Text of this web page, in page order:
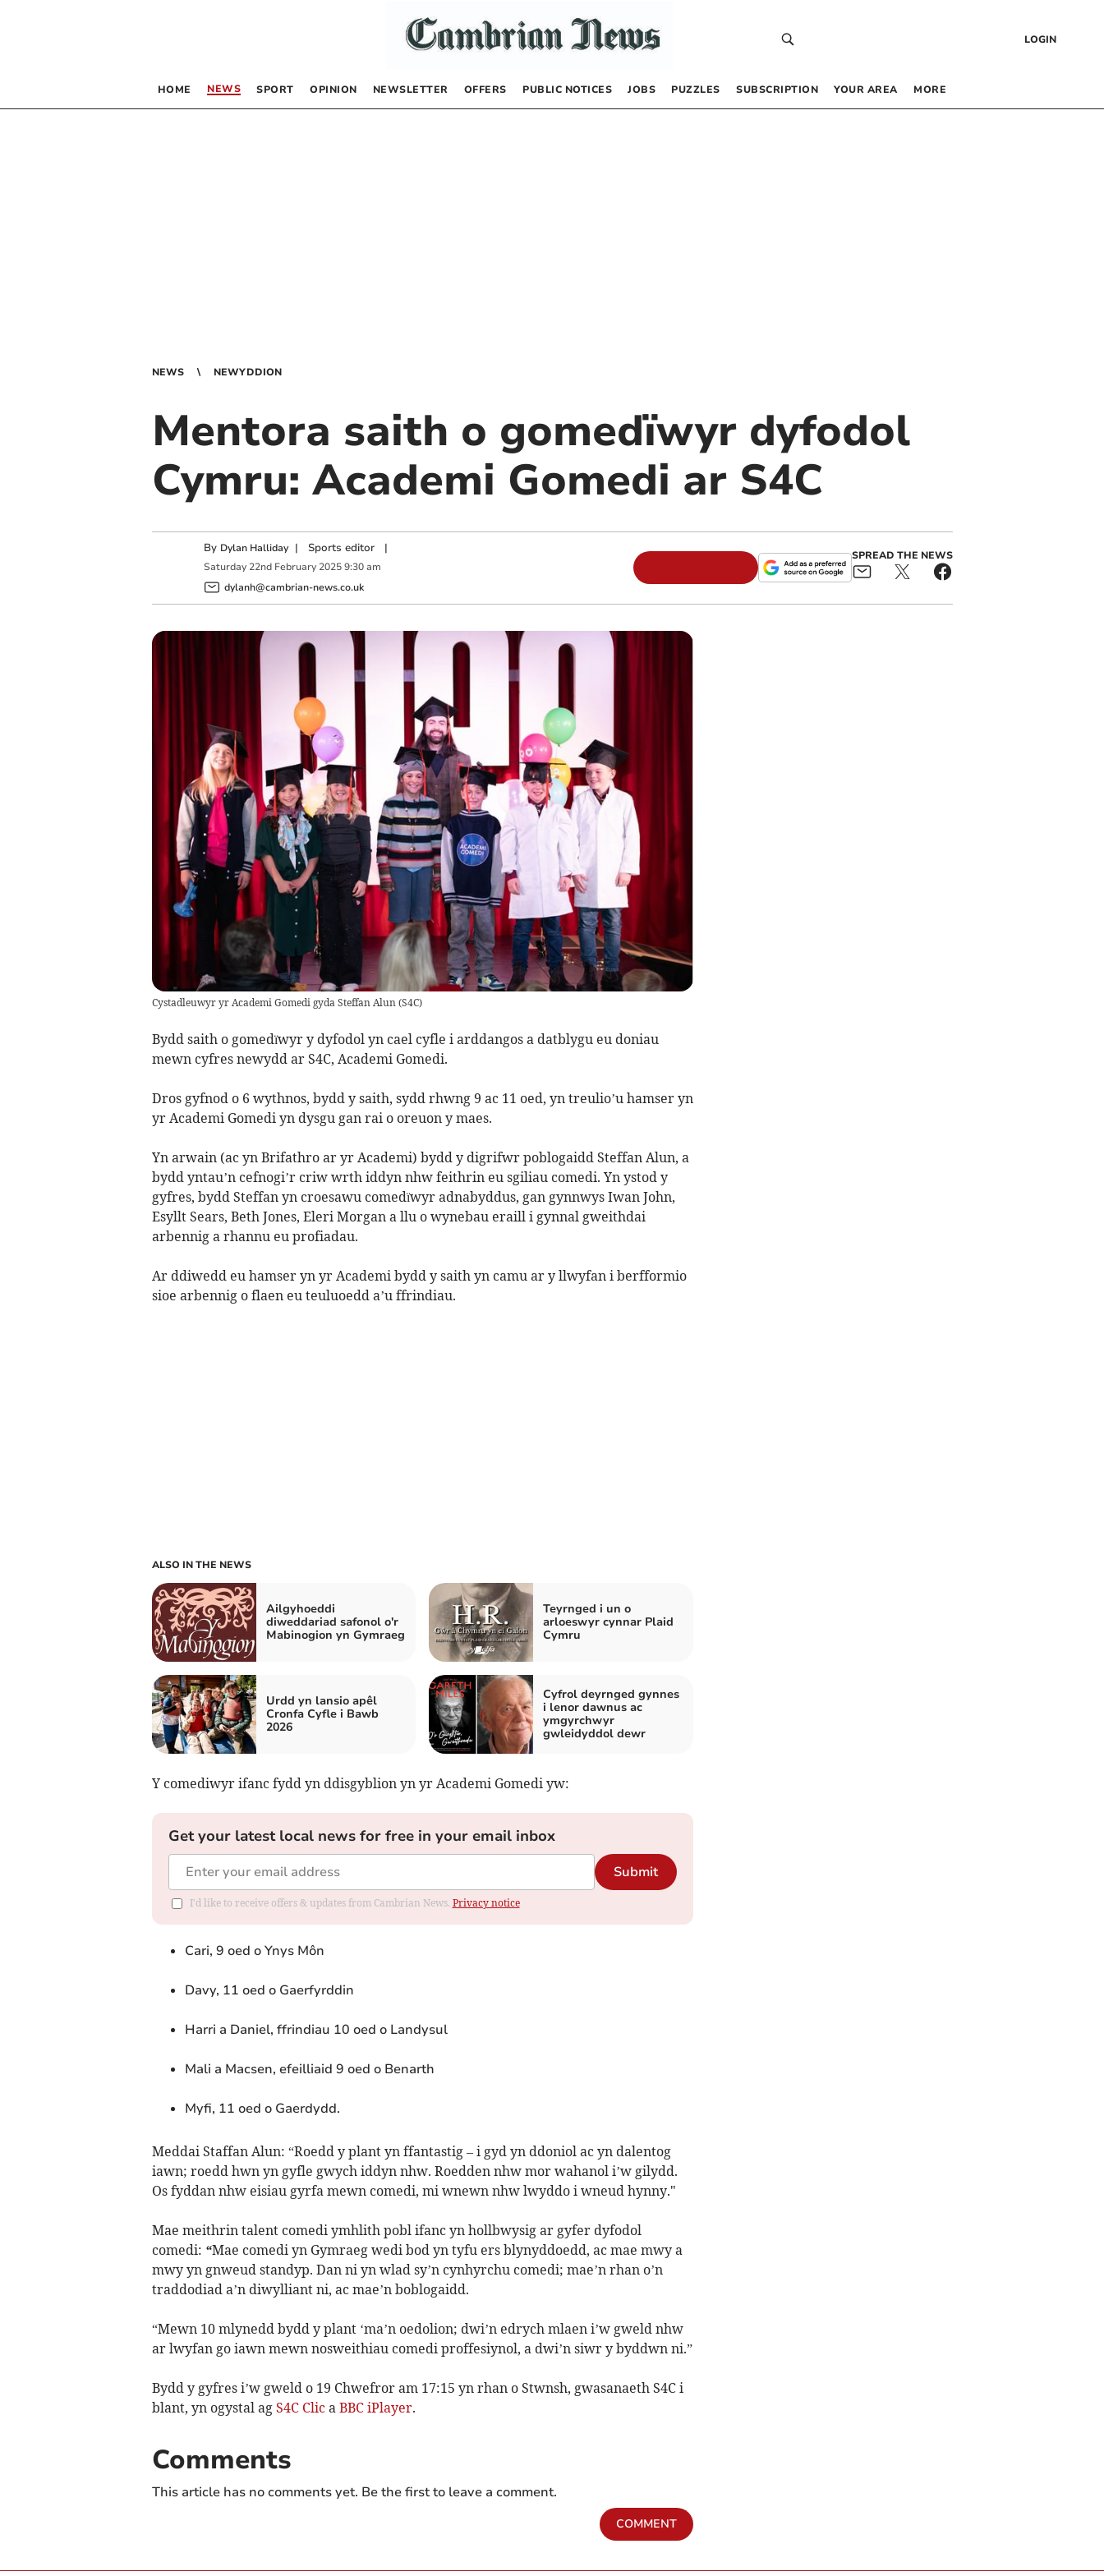
LOGIN
HOME NEWS SPORT OPINION NEWSLETTER OFFERS PUBLIC NOTICES JOBS PUZZLES SUBSCRIPTION YOUR AREA MORE
NEWS NEWYDDION
Mentora saith o gomedïwyr dyfodol
Cymru: Academi Gomedi ar S4C
By Dylan Halliday | Sports editor|
Saturday 22nd February 2025 9:30 am
dylanh@cambrian-news.co.uk
SPREAD THE NEWS
Cystadleuwyr yr Academi Gomedi gyda Steffan Alun (S4C)
Bydd saith o gomedïwyr y dyfodol yn cael cyfle i arddangos a datblygu eu doniau
mewn cyfres newydd ar S4C, Academi Gomedi.
Dros gyfnod o 6 wythnos, bydd y saith, sydd rhwng 9 ac 11 oed, yn treulio’u hamser yn
yr Academi Gomedi yn dysgu gan rai o oreuon y maes.
Yn arwain (ac yn Brifathro ar yr Academi) bydd y digrifwr poblogaidd Steffan Alun, a
bydd yntau’n cefnogi’r criw wrth iddyn nhw feithrin eu sgiliau comedi. Yn ystod y
gyfres, bydd Steffan yn croesawu comedïwyr adnabyddus, gan gynnwys Iwan John,
Esyllt Sears, Beth Jones, Eleri Morgan a llu o wynebau eraill i gynnal gweithdai
arbennig a rhannu eu profiadau.
Ar ddiwedd eu hamser yn yr Academi bydd y saith yn camu ar y llwyfan i berfformio
sioe arbennig o flaen eu teuluoedd a’u ffrindiau.
ALSO IN THE NEWS
Ailgyhoeddi
diweddariad safonol o'r
Mabinogion yn Gymraeg
Teyrnged i un o
arloeswyr cynnar Plaid
Cymru
Urdd yn lansio apêl
Cronfa Cyfle i Bawb
2026
Cyfrol deyrnged gynnes
i lenor dawnus ac
ymgyrchwyr
gwleidyddol dewr
Y comediwyr ifanc fydd yn ddisgyblion yn yr Academi Gomedi yw:
Get your latest local news for free in your email inbox
Submit
I'd like to receive offers & updates from Cambrian News. Privacy notice
Cari, 9 oed o Ynys Môn
Davy, 11 oed o Gaerfyrddin
Harri a Daniel, ffrindiau 10 oed o Landysul
Mali a Macsen, efeilliaid 9 oed o Benarth
Myfi, 11 oed o Gaerdydd.
Meddai Staffan Alun: “Roedd y plant yn ffantastig – i gyd yn ddoniol ac yn dalentog
iawn; roedd hwn yn gyfle gwych iddyn nhw. Roedden nhw mor wahanol i’w gilydd.
Os fyddan nhw eisiau gyrfa mewn comedi, mi wnewn nhw lwyddo i wneud hynny."
Mae meithrin talent comedi ymhlith pobl ifanc yn hollbwysig ar gyfer dyfodol
comedi: “Mae comedi yn Gymraeg wedi bod yn tyfu ers blynyddoedd, ac mae mwy a
mwy yn gnweud standyp. Dan ni yn wlad sy’n cynhyrchu comedi; mae’n rhan o’n
traddodiad a’n diwylliant ni, ac mae’n boblogaidd.
“Mewn 10 mlynedd bydd y plant ‘ma’n oedolion; dwi’n edrych mlaen i’w gweld nhw
ar lwyfan go iawn mewn nosweithiau comedi proffesiynol, a dwi’n siwr y byddwn ni.”
Bydd y gyfres i’w gweld o 19 Chwefror am 17:15 yn rhan o Stwnsh, gwasanaeth S4C i
blant, yn ogystal ag S4C Clica BBC iPlayer.
Comments
This article has no comments yet. Be the first to leave a comment.
COMMENT